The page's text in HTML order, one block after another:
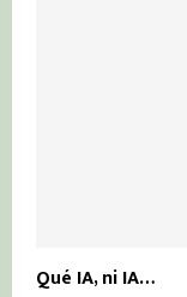
Qué IA, ni IA…